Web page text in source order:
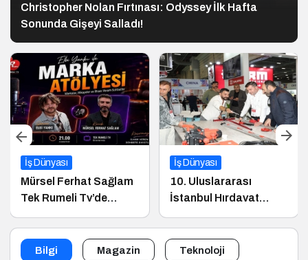
Christopher Nolan Fırtınası: Odyssey İlk Hafta
Sonunda Gişeyi Salladı!
İş Dünyası
Mürsel Ferhat Sağlam
Tek Rumeli Tv’de
Programına Konuk
Oldu
İş Dünyası
10. Uluslararası
İstanbul Hırdavat
Ticaretin Yeni Merkezi
Olmaya Hazırlanıyor
Bilgi Magazin Teknoloji